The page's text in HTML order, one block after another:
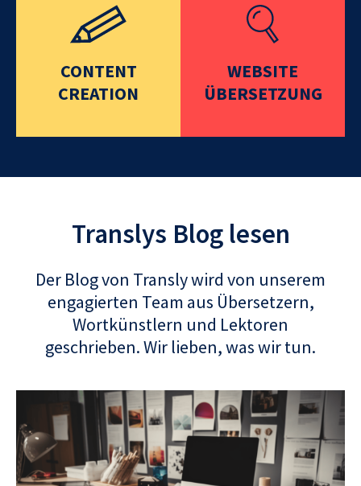
CONTENT
CREATION
WEBSITE
ÜBERSETZUNG
Translys Blog lesen
Der Blog von Transly wird von unserem
engagierten Team aus Übersetzern,
Wortkünstlern und Lektoren
geschrieben. Wir lieben, was wir tun.